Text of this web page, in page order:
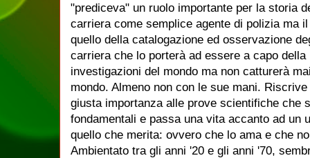
"prediceva" un ruolo importante per la storia
carriera come semplice agente di polizia ma
quello della catalogazione ed osservazione
carriera che lo porterà ad essere a capo
investigazioni del mondo ma non catturerà
mondo. Almeno non con le sue mani.
giusta importanza alle prove scientifiche che
fondamentali e passa una vita accanto ad un
quello che merita: ovvero che lo ama e che
Ambientato tra gli anni '20 e gli anni '70,